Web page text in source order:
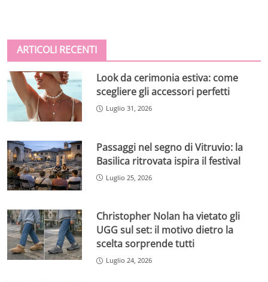
ARTICOLI RECENTI
Look da cerimonia estiva: come
scegliere gli accessori perfetti
Luglio 31, 2026
Passaggi nel segno di Vitruvio: la
Basilica ritrovata ispira il festival
Luglio 25, 2026
Christopher Nolan ha vietato gli
UGG sul set: il motivo dietro la
scelta sorprende tutti
Luglio 24, 2026